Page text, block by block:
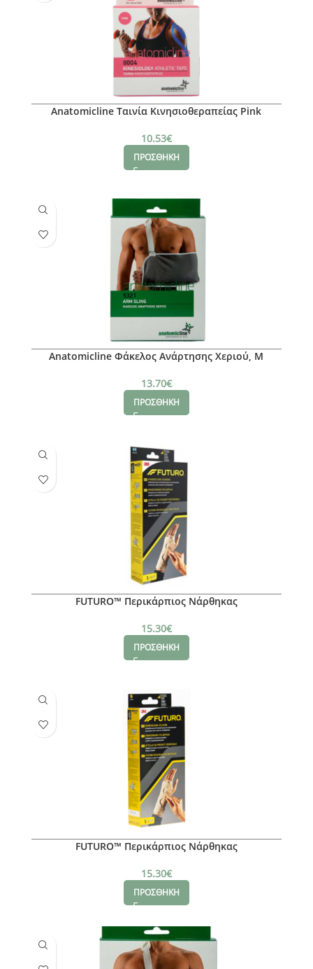
Anatomicline Ταινία Κινησιοθεραπείας Pink
10.53€
ΠΡΟΣΘΗΚΗ
Anatomicline Φάκελος Ανάρτησης Χεριού, Μ
13.70€
ΠΡΟΣΘΗΚΗ
FUTURO™ Περικάρπιος Νάρθηκας
15.30€
ΠΡΟΣΘΗΚΗ
FUTURO™ Περικάρπιος Νάρθηκας
15.30€
ΠΡΟΣΘΗΚΗ